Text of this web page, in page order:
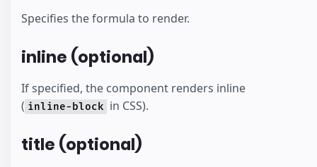
Specifies the formula to render.
inline (optional)
If specified, the component renders inline
( inline-block in CSS).
title (optional)